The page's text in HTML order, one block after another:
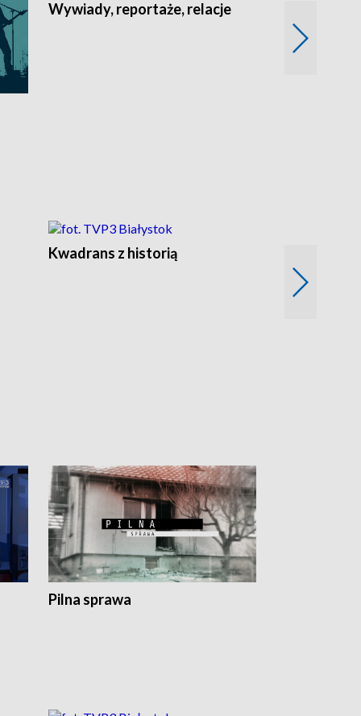
Wywiady, reportaże, relacje
Kwadrans z historią
Pilna sprawa